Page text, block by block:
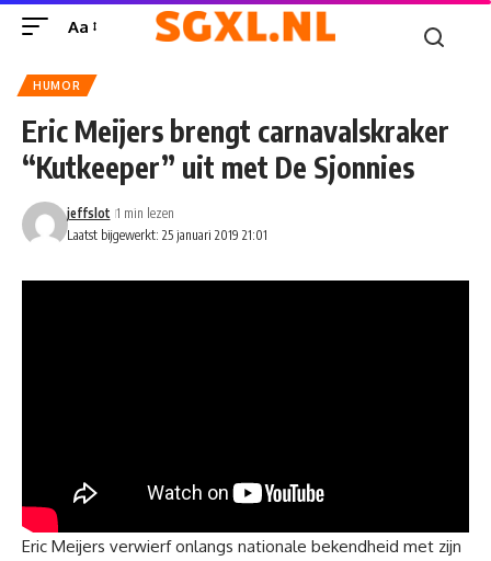
Aa
HUMOR
Eric Meijers brengt carnavalskraker
“Kutkeeper” uit met De Sjonnies
Laatst bijgewerkt: 25 januari 2019 21:01
jeffslot 1 min lezen
Eric Meijers verwierf onlangs nationale bekendheid met zijn